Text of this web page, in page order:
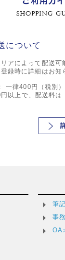
について
アによって配送可
録時に詳細はお知
一律400円（税別
以上で、配送料は
筆
事
OA